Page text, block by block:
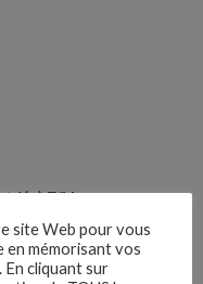
F/H
site Web pour vous
mémorisant vos
cliquant sur